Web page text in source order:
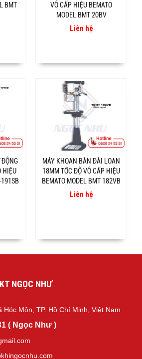
BMT
VÔ CẤP HIỆU BEMATO
MODEL BMT 20BV
Liên hệ
HIỆU
191SB
MÁY KHOAN BÀN ĐÀI LOAN
18MM TỐC ĐỘ VÔ CẤP HIỆU
BEMATO MODEL BMT 182VB
Liên hệ
NGỌC NHƯ
Môn, TP. Hồ Chí Minh, Việt Nam
( Ngọc Như )